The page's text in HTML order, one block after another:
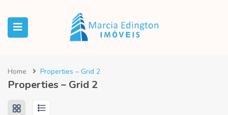
Home Properties – Grid 2
Properties – Grid 2